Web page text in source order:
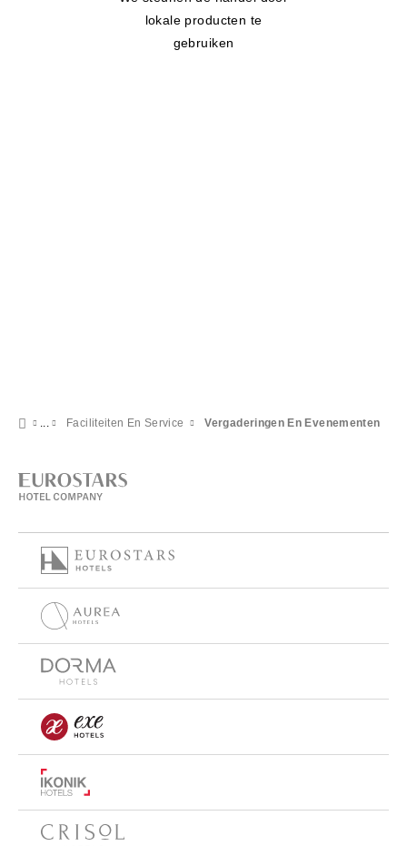
lokale producten te
gebruiken
Faciliteiten En Service Vergaderingen En Evenementen